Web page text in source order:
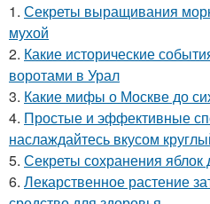
1. Секреты выращивания
мухой
2. Какие исторические
воротами в Урал
3. Какие мифы о Москве до
4. Простые и эффективные
наслаждайтесь вкусом
5. Секреты сохранения
6. Лекарственное растение